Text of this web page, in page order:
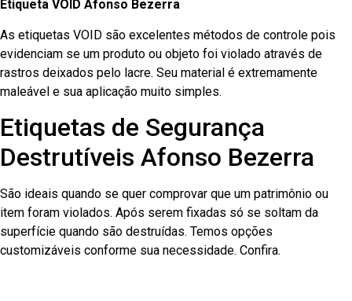
Etiqueta VOID Afonso Bezerra
As etiquetas VOID são excelentes métodos de controle pois
evidenciam se um produto ou objeto foi violado através de
rastros deixados pelo lacre. Seu material é extremamente
maleável e sua aplicação muito simples.
Etiquetas de Segurança
Destrutíveis Afonso Bezerra
São ideais quando se quer comprovar que um patrimônio ou
item foram violados. Após serem fixadas só se soltam da
superfície quando são destruídas. Temos opções
customizáveis conforme sua necessidade. Confira.